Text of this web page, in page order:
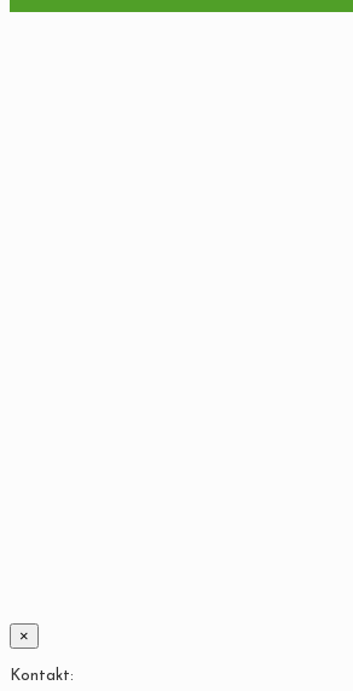
×
Kontakt: